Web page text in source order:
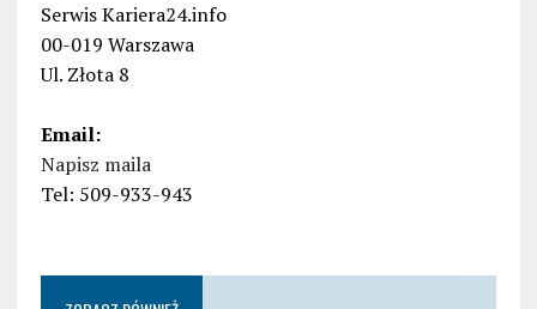
Serwis Kariera24.info
00-019 Warszawa
Ul. Złota 8
Email:
Napisz maila
Tel: 509-933-943